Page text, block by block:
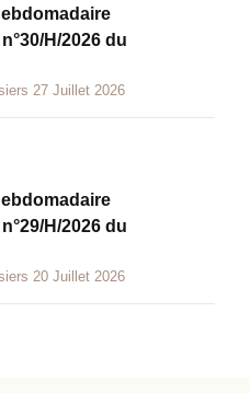
H/2026 du
27 Juillet 2026
H/2026 du
20 Juillet 2026